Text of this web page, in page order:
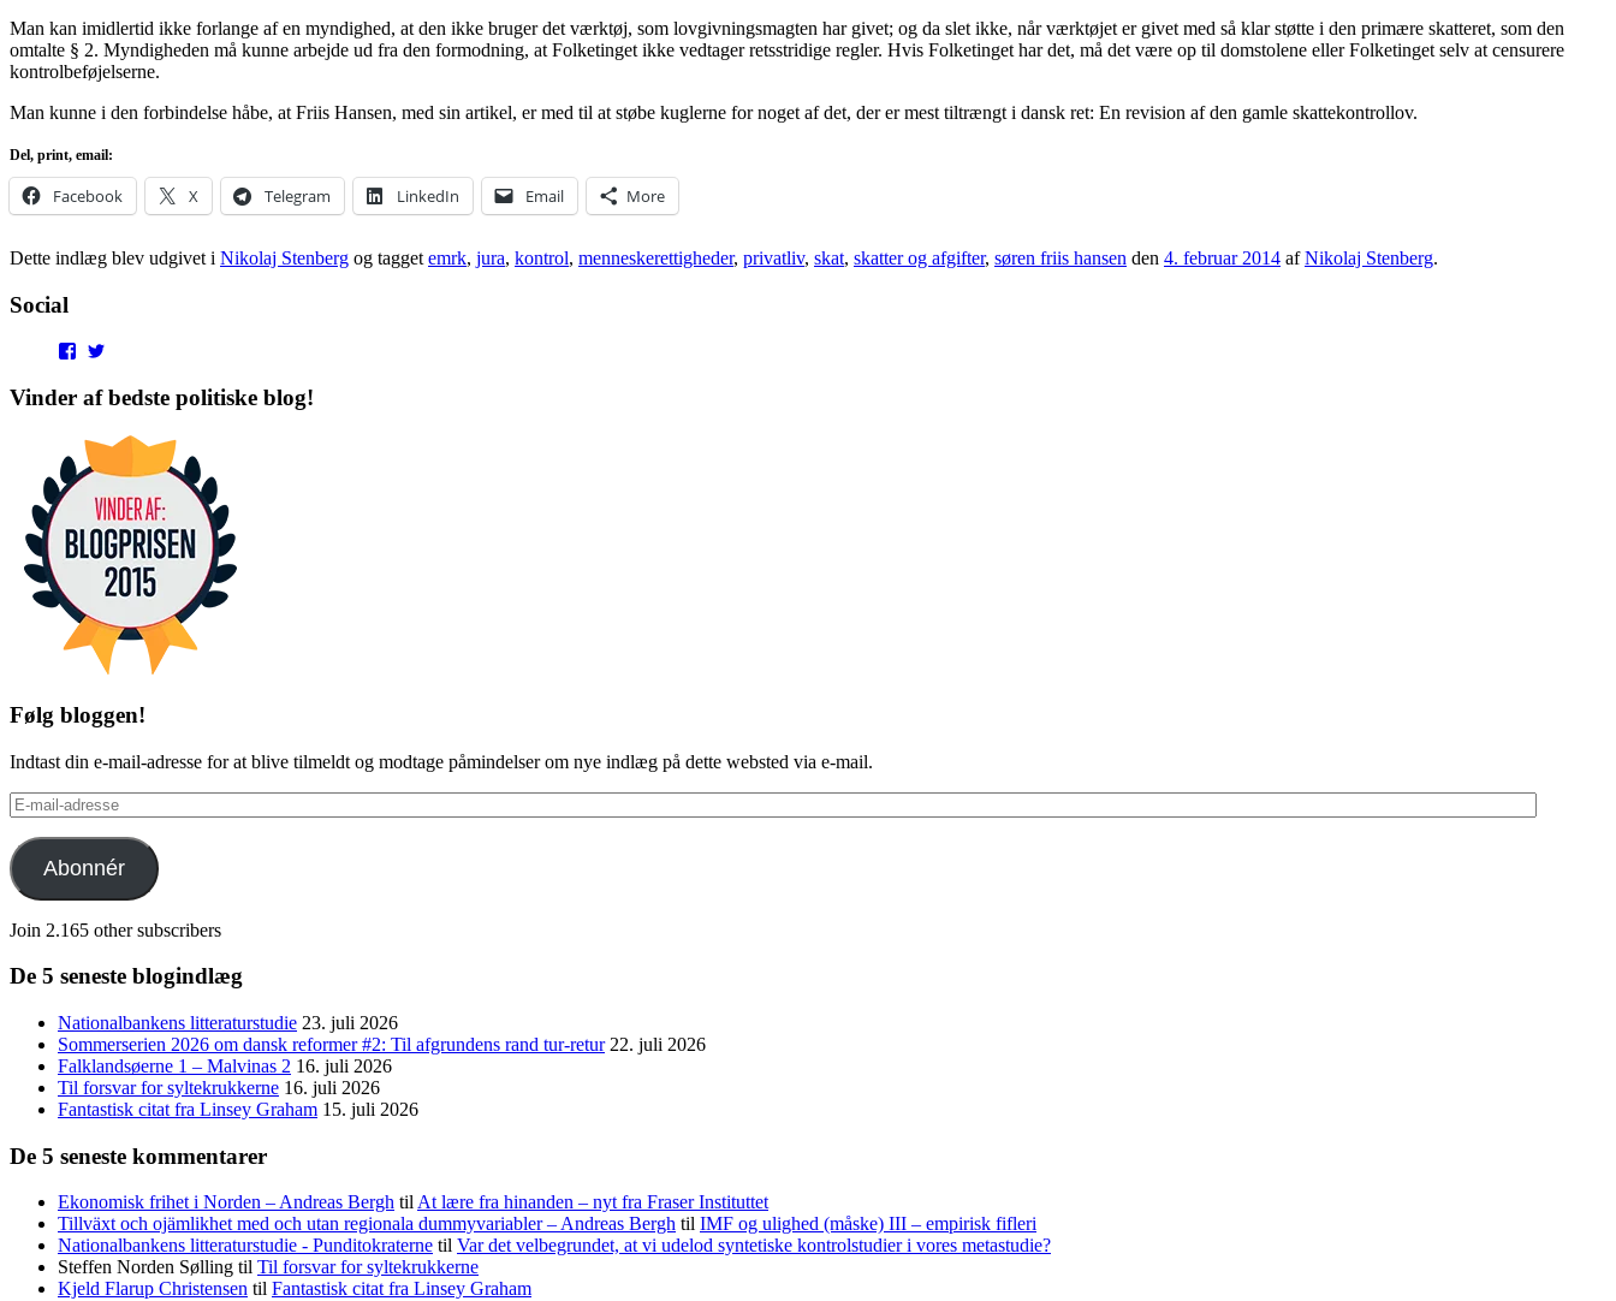
Man kan imidlertid ikke forlange af en myndighed, at den ikke bruger det værktøj, som lovgivningsmagten har givet; og da slet ikke, når værktøjet er givet med så klar støtte i den primære skatteret, som den
omtalte § 2. Myndigheden må kunne arbejde ud fra den formodning, at Folketinget ikke vedtager retsstridige regler. Hvis Folketinget har det, må det være op til domstolene eller Folketinget selv at censurere
kontrolbeføjelserne.
Man kunne i den forbindelse håbe, at Friis Hansen, med sin artikel, er med til at støbe kuglerne for noget af det, der er mest tiltrængt i dansk ret: En revision af den gamle skattekontrollov.
Del, print, email:
Facebook X Telegram LinkedIn Email More
Dette indlæg blev udgivet i Nikolaj Stenberg og tagget emrk, jura, kontrol, menneskerettigheder, privatliv, skat, skatter og afgifter, søren friis hansen den 4. februar 2014 afNikolaj Stenberg.
Social
View
profile
on
profile
on
Vinder af bedste politiske blog!
Følg bloggen!
Indtast din e-mail-adresse for at blive tilmeldt og modtage påmindelser om nye indlæg på dette websted via e-mail.
E-
mail-
adresse
Abonnér
Join 2.165 other subscribers
De 5 seneste blogindlæg
Nationalbankens litteraturstudie 23. juli 2026
Sommerserien 2026 om dansk reformer #2: Til afgrundens rand tur-retur 22. juli 2026
Falklandsøerne 1 – Malvinas 2 16. juli 2026
Til forsvar for syltekrukkerne 16. juli 2026
Fantastisk citat fra Linsey Graham 15. juli 2026
De 5 seneste kommentarer
Ekonomisk frihet i Norden – Andreas Bergh tilAt lære fra hinanden – nyt fra Fraser Instituttet
Tillväxt och ojämlikhet med och utan regionala dummyvariabler – Andreas Bergh til IMF og ulighed (måske) III – empirisk fifleri
Nationalbankens litteraturstudie - Punditokraterne til Var det velbegrundet, at vi udelod syntetiske kontrolstudier i vores metastudie?
Steffen Norden Sølling til Til forsvar for syltekrukkerne
Kjeld Flarup Christensen til Fantastisk citat fra Linsey Graham